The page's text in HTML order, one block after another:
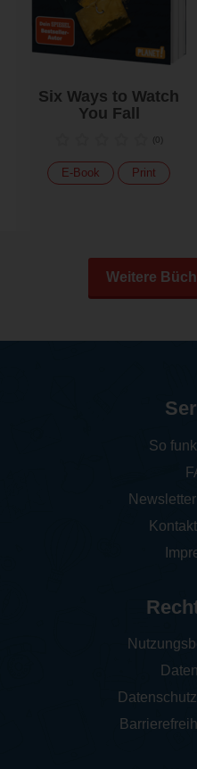
Six Ways to Watch
You Fall
(0)
E-Book Print
Weitere
So